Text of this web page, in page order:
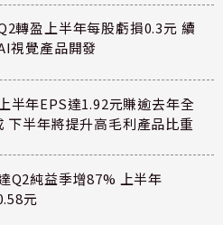
轉盈上半年每股虧損0.3元 續
視覺產品開發
半年EPS達1.92元賺逾去年全
下半年將提升高毛利產品比重
Q2純益季增87% 上半年
元